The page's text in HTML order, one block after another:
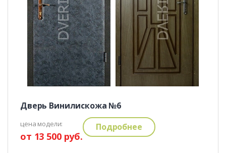
Дверь Винилискожа №6
цена модели:
от 13 500 руб.
Подробнее